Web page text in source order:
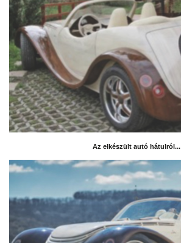
Az elkészült autó hátulról...